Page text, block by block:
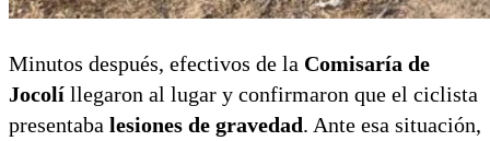
Minutos después, efectivos de la Comisaría de
Jocolí llegaron al lugar y confirmaron que el ciclista
presentaba lesiones de gravedad. Ante esa situación,